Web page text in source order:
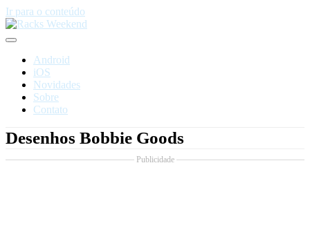
Ir para o conteúdo
Android
iOS
Novidades
Sobre
Contato
Desenhos Bobbie Goods
Publicidade